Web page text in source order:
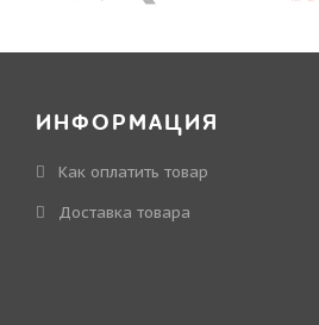
ИНФОРМАЦИЯ
Как оплатить товар
Доставка товара